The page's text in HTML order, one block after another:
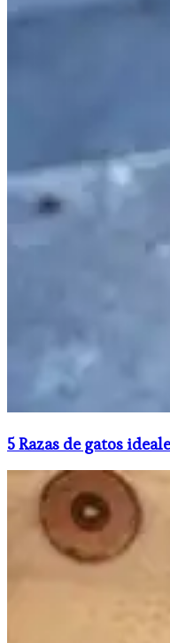
5 Razas de gatos